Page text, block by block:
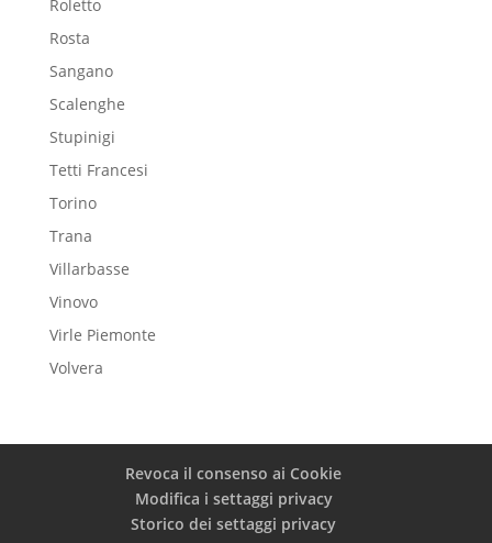
Roletto
Rosta
Sangano
Scalenghe
Stupinigi
Tetti Francesi
Torino
Trana
Villarbasse
Vinovo
Virle Piemonte
Volvera
Revoca il consenso ai Cookie
Modifica i settaggi privacy
Storico dei settaggi privacy